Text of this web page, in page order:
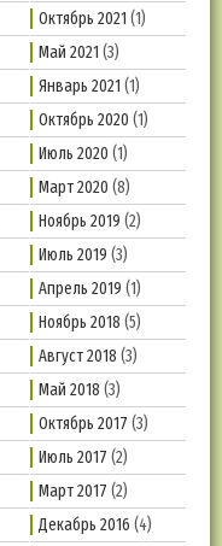
Октябрь 2021 (1)
Май 2021 (3)
Январь 2021 (1)
Октябрь 2020 (1)
Июль 2020 (1)
Март 2020 (8)
Ноябрь 2019 (2)
Июль 2019 (3)
Апрель 2019 (1)
Ноябрь 2018 (5)
Август 2018 (3)
Май 2018 (3)
Октябрь 2017 (3)
Июль 2017 (2)
Март 2017 (2)
Декабрь 2016 (4)